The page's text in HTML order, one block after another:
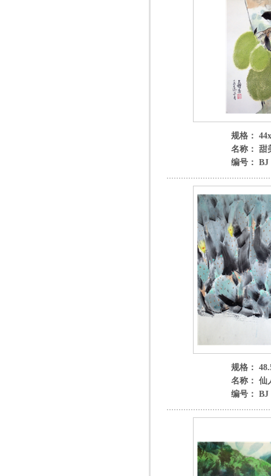
规格：
名称： 甜
编号： BJ
规格：
名称： 仙
编号： BJ